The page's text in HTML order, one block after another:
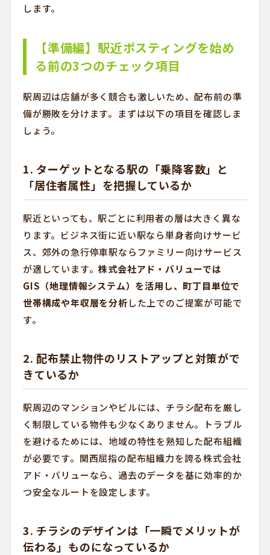
します。
【準備編】駅近ポスティングを始め
る前の3つのチェック項目
駅周辺は店舗が多く競合も激しいため、配布前の準
備が勝敗を分けます。まずは以下の項目を確認しま
しょう。
1. ターゲットとなる駅の「乗降客数」と
「居住者属性」を把握しているか
駅近といっても、駅ごとに利用者の層は大きく異な
ります。ビジネス街に近い駅なら単身者向けサービ
ス、郊外の急行停車駅ならファミリー向けサービス
が適しています。株式会社アド・バリューでは
GIS（地理情報システム）を活用し、町丁目単位で
世帯構成や年収層を分析した上でのご提案が可能で
す。
2. 配布禁止物件のリストアップと対策がで
きているか
駅周辺のマンションやビルには、チラシ配布を厳し
く制限している物件も少なくありません。トラブル
を避けるためには、地域の特性を熟知した配布組織
が必要です。関西屈指の配布組織力を誇る株式会社
アド・バリューなら、過去のデータを基に効率的か
つ安全なルートを設定します。
3. チラシのデザインは「一瞬でメリットが
伝わる」ものになっているか